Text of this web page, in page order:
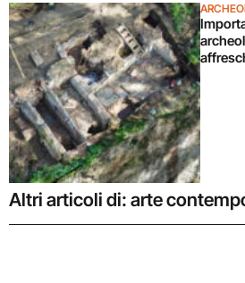
Altri articoli di: arte